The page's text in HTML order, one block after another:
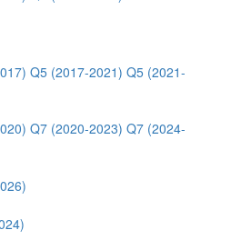
Q5 (2017-2021) Q5 (2021-
Q7 (2020-2023) Q7 (2024-